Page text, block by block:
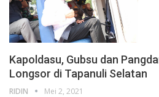
Kapoldasu, Gubsu dan
Longsor di Tapanuli Selatan
RIDIN Mei 2, 2021